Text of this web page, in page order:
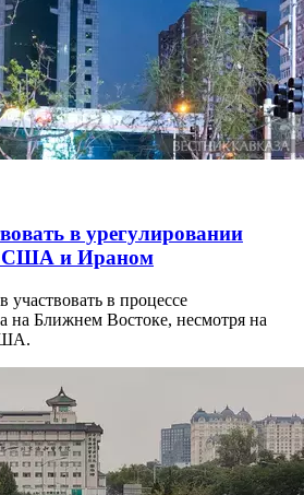
в урегулировании
США и Ираном
в процессе
на Ближнем Востоке, несмотря на